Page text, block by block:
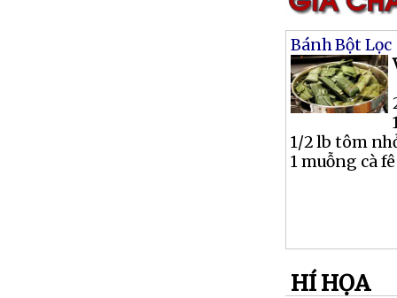
Bánh Bột Lọc
1/2 lb tôm
1 muỗng cà
HÍ HỌA